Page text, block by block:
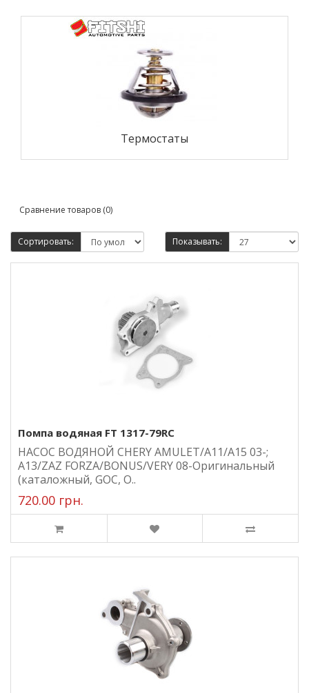
Термостаты
Сравнение товаров (0)
Сортировать: Показывать:
Помпа водяная FT 1317-79RC
НАСОС ВОДЯНОЙ CHERY AMULET/A11/A15 03-;
A13/ZAZ FORZA/BONUS/VERY 08-Оригинальный
(каталожный, GOC, О..
720.00 грн.